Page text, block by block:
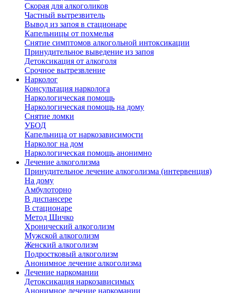
Скорая для алкоголиков
Частный вытрезвитель
Вывод из запоя в стационаре
Капельницы от похмелья
Снятие симптомов алкогольной интоксикации
Принудительное выведение из запоя
Детоксикация от алкоголя
Срочное вытрезвление
Нарколог
Консультация нарколога
Наркологическая помощь
Наркологическая помощь на дому
Снятие ломки
УБОД
Капельница от наркозависимости
Нарколог на дом
Наркологическая помощь анонимно
Лечение алкоголизма
Принудительное лечение алкоголизма (интервенция)
На дому
Амбулоторно
В диспансере
В стационаре
Метод Шичко
Хронический алкоголизм
Мужской алкоголизм
Женский алкоголизм
Подростковый алкоголизм
Анонимное лечение алкоголизма
Лечение наркомании
Детоксикация наркозависимых
Анонимное лечение наркомании